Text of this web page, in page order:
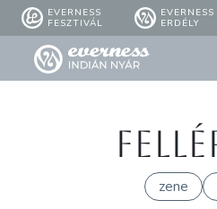
EVERNESS
FESZTIVÁL
EVERNESS
ERDÉLY
zene